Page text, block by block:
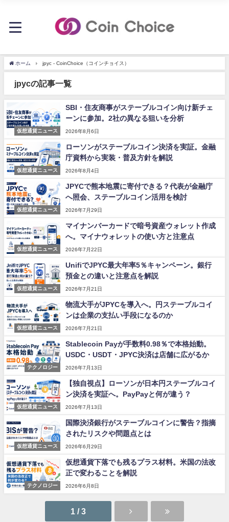
ホーム jpyc - CoinChoice（コインチョイス）
jpycの記事一覧
仮想通貨ニュース
SBI・住友商事がステーブルコイン向け新チェ
ーンに参加。2社の異なる狙いを分析
2026年8月6日
仮想通貨ニュース
ローソンがステーブルコイン決済を実証。金融
庁資料から実装・普及方針を解説
2026年8月4日
仮想通貨ニュース
JPYCで熊本地震に寄付できる？代表が金融庁
へ照会、ステーブルコイン活用を検討
2026年7月29日
仮想通貨ニュース
マイナンバーカードで暗号資産ウォレット作成
へ。マイナウォレットの使い方と注意点
2026年7月22日
仮想通貨ニュース
UnifiでJPYC最大年率5％キャンペーン。銀行
預金との違いと注意点を解説
2026年7月21日
仮想通貨ニュース
物流大手がJPYCを導入へ。円ステーブルコイ
ンは企業の支払い手段になるのか
2026年7月21日
テクノロジー
Stablecoin Payが手数料0.98％で本格始動。
USDC・USDT・JPYC決済は店舗に広がるか
2026年7月13日
仮想通貨ニュース
【独自視点】ローソンが日本円ステーブルコイ
ン決済を実証へ。PayPayと何が違う？
2026年7月13日
仮想通貨ニュース
国際決済銀行がステーブルコインに警告？指摘
されたリスクや問題点とは
2026年6月29日
テクノロジー
仮想通貨下落でも残るプラス材料。米国の法改
正で変わることを解説
2026年6月8日
1 / 3